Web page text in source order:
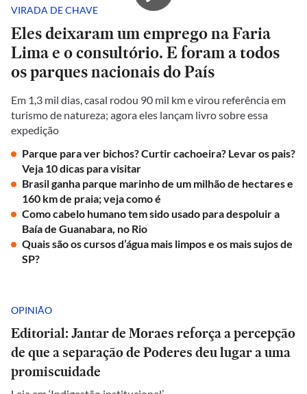
VIRADA DE CHAVE
Eles deixaram um emprego na Faria
Lima e o consultório. E foram a todos
os parques nacionais do País
Em 1,3 mil dias, casal rodou 90 mil km e virou referência em
turismo de natureza; agora eles lançam livro sobre essa
expedição
Parque para ver bichos? Curtir cachoeira? Levar os pais?
Veja 10 dicas para visitar
Brasil ganha parque marinho de um milhão de hectares e
160 km de praia; veja como é
Como cabelo humano tem sido usado para despoluir a
Baía de Guanabara, no Rio
Quais são os cursos d’água mais limpos e os mais sujos de
SP?
OPINIÃO
Editorial: Jantar de Moraes reforça a percepção
de que a separação de Poderes deu lugar a uma
promiscuidade